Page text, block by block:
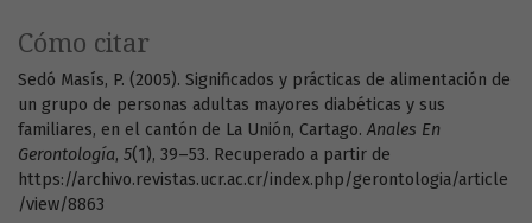
Cómo citar
Sedó Masís, P. (2005). Significados y prácticas de alimentación de
un grupo de personas adultas mayores diabéticas y sus
familiares, en el cantón de La Unión, Cartago. Anales En
Gerontología, 5(1), 39–53. Recuperado a partir de
https://archivo.revistas.ucr.ac.cr/index.php/gerontologia/article
/view/8863